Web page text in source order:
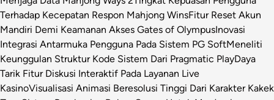
Terhadap Kecepatan Respon Mahjong WinsFitur Reset Akun
Mandiri Demi Keamanan Akses Gates of OlympusInovasi
Integrasi Antarmuka Pengguna Pada Sistem PG SoftMeneliti
Keunggulan Struktur Kode Sistem Dari Pragmatic PlayDaya
Tarik Fitur Diskusi Interaktif Pada Layanan Live
KasinoVisualisasi Animasi Beresolusi Tinggi Dari Karakter Kakek